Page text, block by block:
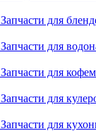
Запчасти для
Запчасти для
Запчасти для
Запчасти для
Запчасти для